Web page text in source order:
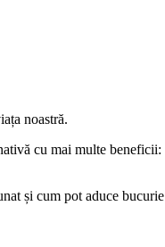
noastră.
cu mai multe beneficii:
și cum pot aduce bucurie